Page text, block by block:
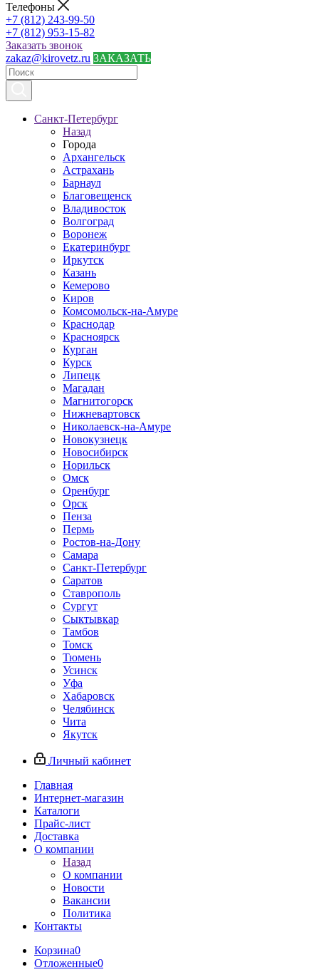
Телефоны
+7 (812) 243-99-50
+7 (812) 953-15-82
Заказать звонок
zakaz@kirovetz.ru ЗАКАЗАТЬ
Санкт-Петербург
Назад
Города
Архангельск
Астрахань
Барнаул
Благовещенск
Владивосток
Волгоград
Воронеж
Екатеринбург
Иркутск
Казань
Кемерово
Киров
Комсомольск-на-Амуре
Краснодар
Красноярск
Курган
Курск
Липецк
Магадан
Магнитогорск
Нижневартовск
Николаевск-на-Амуре
Новокузнецк
Новосибирск
Норильск
Омск
Оренбург
Орск
Пенза
Пермь
Ростов-на-Дону
Самара
Санкт-Петербург
Саратов
Ставрополь
Сургут
Сыктывкар
Тамбов
Томск
Тюмень
Усинск
Уфа
Хабаровск
Челябинск
Чита
Якутск
Личный кабинет
Главная
Интернет-магазин
Каталоги
Прайс-лист
Доставка
О компании
Назад
О компании
Новости
Вакансии
Политика
Контакты
Корзина0
Отложенные0